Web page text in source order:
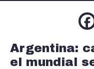
Argentina:
el mundial